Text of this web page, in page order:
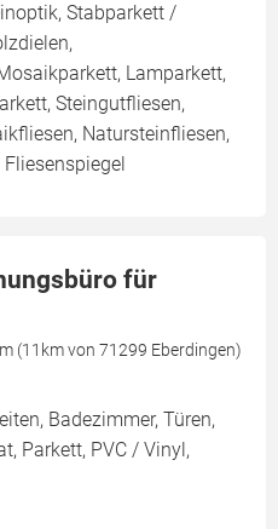
Stabparkett /
Lamparkett,
Steingutfliesen,
Natursteinfliesen,
für
(11km von 71299 Eberdingen)
Badezimmer, Türen,
Parkett, PVC / Vinyl,